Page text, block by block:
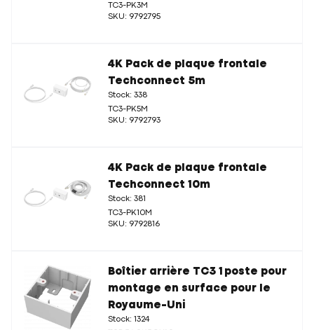
TC3-PK3M
SKU: 9792795
4K Pack de plaque frontale
Techconnect 5m
Stock: 338
TC3-PK5M
SKU: 9792793
4K Pack de plaque frontale
Techconnect 10m
Stock: 381
TC3-PK10M
SKU: 9792816
Boîtier arrière TC3 1 poste pour
montage en surface pour le
Royaume-Uni
Stock: 1324